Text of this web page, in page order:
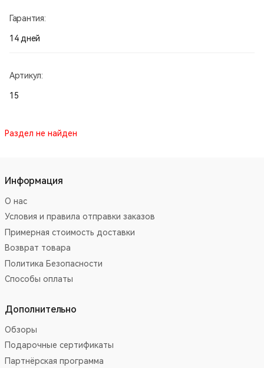
Гарантия:
14 дней
Артикул:
15
Раздел не найден
Информация
О нас
Условия и правила отправки заказов
Примерная стоимость доставки
Возврат товара
Политика Безопасности
Способы оплаты
Дополнительно
Обзоры
Подарочные сертификаты
Партнёрская программа